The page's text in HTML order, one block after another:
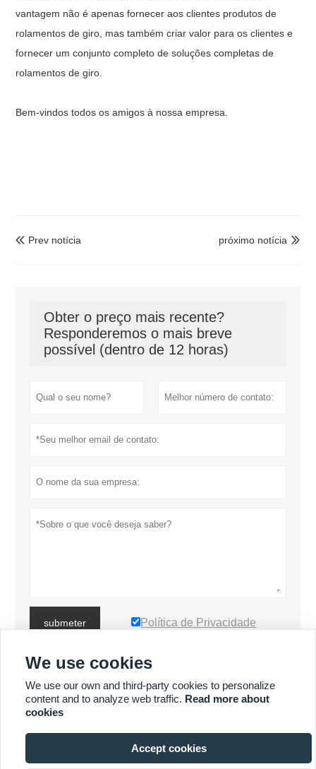
vantagem não é apenas fornecer aos clientes produtos de
rolamentos de giro, mas também criar valor para os clientes e
fornecer um conjunto completo de soluções completas de
rolamentos de giro.
Bem-vindos todos os amigos à nossa empresa.
 Prev notícia 
próximo notícia
Obter o preço mais recente?
Responderemos o mais breve
possível (dentro de 12 horas)
submeter Política de Privacidade
MAIS SERVIÇOS
      
We use cookies
We use our own and third-party cookies to personalize
content and to analyze web traffic. Read more about
cookies
Accept cookies